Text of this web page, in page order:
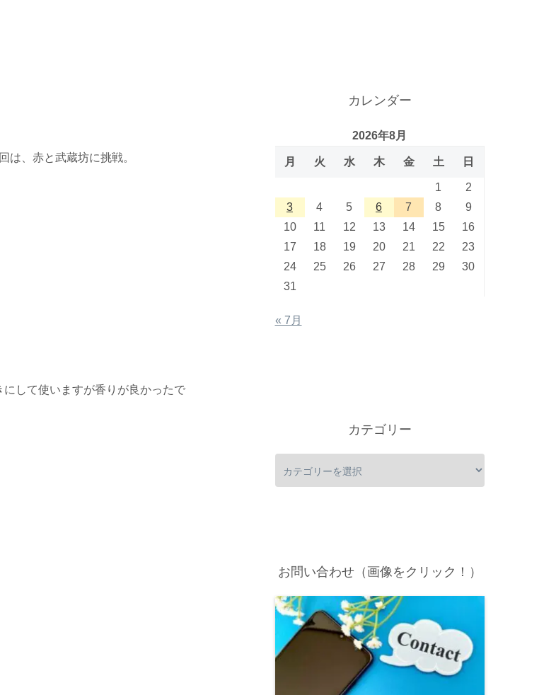
は、赤と武蔵坊に挑戦。
して使いますが香りが良かったで
カレンダー
2026年8月
月 火 水 木 金 土 日
1
2
3
4 5 6 7 8
9
10
11 12 13 14 15
16
17
18 19 20 21 22
23
24
25 26 27 28 29
30
31
« 7月
カテゴリー
お問い合わせ（画像をクリック！）